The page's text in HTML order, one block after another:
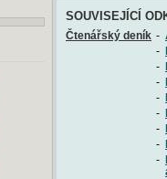
SOUVISEJÍCÍ
Čtenářský deník -
-
-
-
-
-
-
-
-